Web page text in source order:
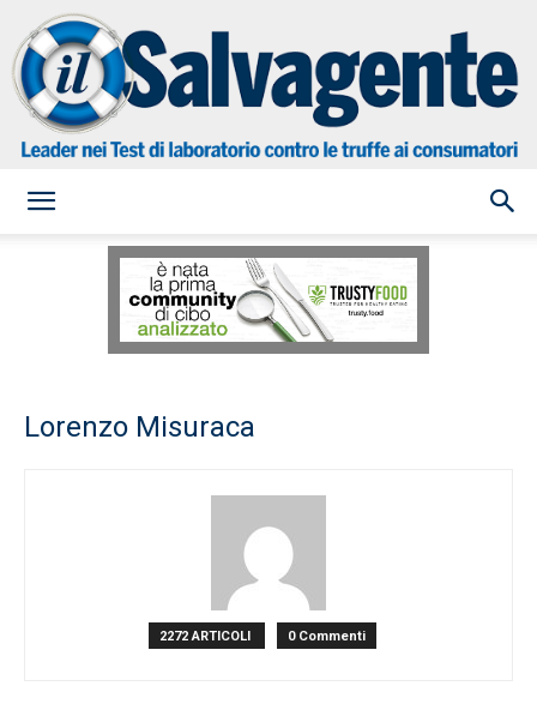
Salvagente
Lorenzo Misuraca
2272 ARTICOLI 0 Commenti